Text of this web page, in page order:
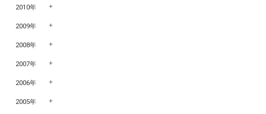
2010年
2009年
2008年
2007年
2006年
2005年